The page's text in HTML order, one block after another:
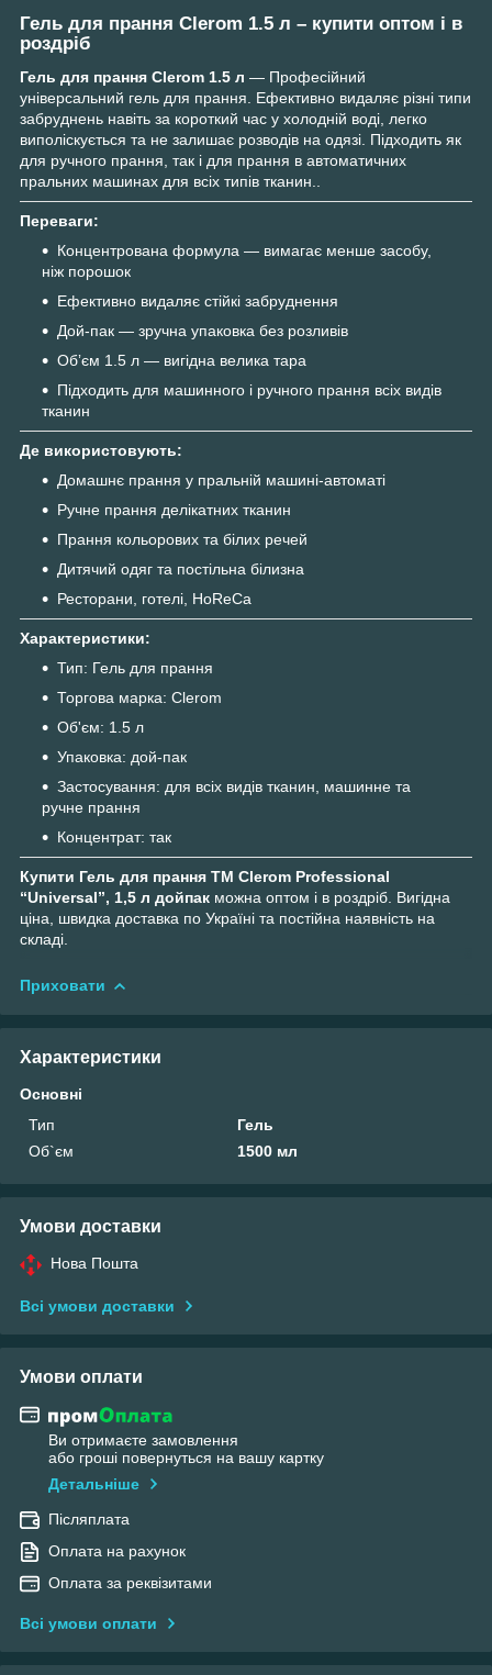
Гель для прання Clerom 1.5 л – купити оптом і в
роздріб
Гель для прання Clerom 1.5 л — Професійний
універсальний гель для прання. Ефективно видаляє різні типи
забруднень навіть за короткий час у холодній воді, легко
виполіскується та не залишає розводів на одязі. Підходить як
для ручного прання, так і для прання в автоматичних
пральних машинах для всіх типів тканин..
Переваги:
Концентрована формула — вимагає менше засобу,
ніж порошок
Ефективно видаляє стійкі забруднення
Дой-пак — зручна упаковка без розливів
Обʼєм 1.5 л — вигідна велика тара
Підходить для машинного і ручного прання всіх видів
тканин
Де використовують:
Домашнє прання у пральній машині-автоматі
Ручне прання делікатних тканин
Прання кольорових та білих речей
Дитячий одяг та постільна білизна
Ресторани, готелі, HoReCa
Характеристики:
Тип: Гель для прання
Торгова марка: Clerom
Об'єм: 1.5 л
Упаковка: дой-пак
Застосування: для всіх видів тканин, машинне та
ручне прання
Концентрат: так
Купити Гель для прання ТМ Clerom Professional
“Universal”, 1,5 л дойпак можна оптом і в роздріб. Вигідна
ціна, швидка доставка по Україні та постійна наявність на
складі.
Приховати
Характеристики
Основні
Тип
Гель
Об`єм
1500 мл
Умови доставки
Нова Пошта
Всі умови доставки
Умови оплати
Ви отримаєте замовлення
або гроші повернуться на вашу картку
Детальніше
Післяплата
Оплата на рахунок
Оплата за реквізитами
Всі умови оплати